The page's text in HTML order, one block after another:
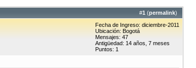
#1 (permalink)
Fecha de Ingreso: diciembre-2011
Ubicación: Bogotá
Mensajes: 47
Antigüedad: 14 años, 7 meses
Puntos: 1